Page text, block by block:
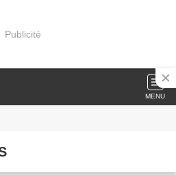
Publicité
MENU